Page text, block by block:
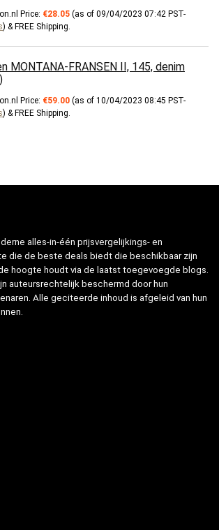
Price: €28.05 (as of 09/04/2023 07:42 PST-
) & FREE Shipping
MONTANA-FRANSEN II, 145, denim
Price: €59.00 (as of 10/04/2023 08:45 PST-
) & FREE Shipping
alles-in-één prijsvergelijkings- en
die de beste deals biedt die beschikbaar zijn
hoogte houdt via de laatst toegevoegde blogs.
auteursrechtelijk beschermd door hun
Alle geciteerde inhoud is afgeleid van hun